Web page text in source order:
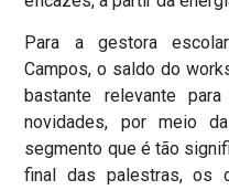
Para a gestora
Campos, o saldo do
bastante relevante
novidades, por meio
segmento que é tão
final das palestras, os